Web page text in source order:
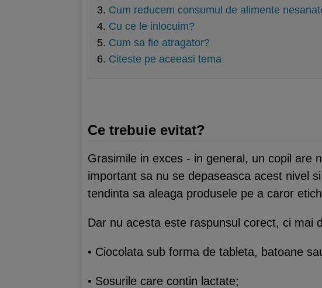
Cum reducem consumul de alimente
Cu ce le inlocuim?
Cum sa fie atragator?
Citeste pe aceeasi tema
Ce trebuie evitat?
Grasimile in exces - in general, un copil are
important sa nu se depaseasca acest nivel
tendinta sa aleaga produsele pe a caror
Dar nu acesta este raspunsul corect, ci mai
• Ciocolata sub forma de tableta, batoane
• Sosurile care contin lactate;